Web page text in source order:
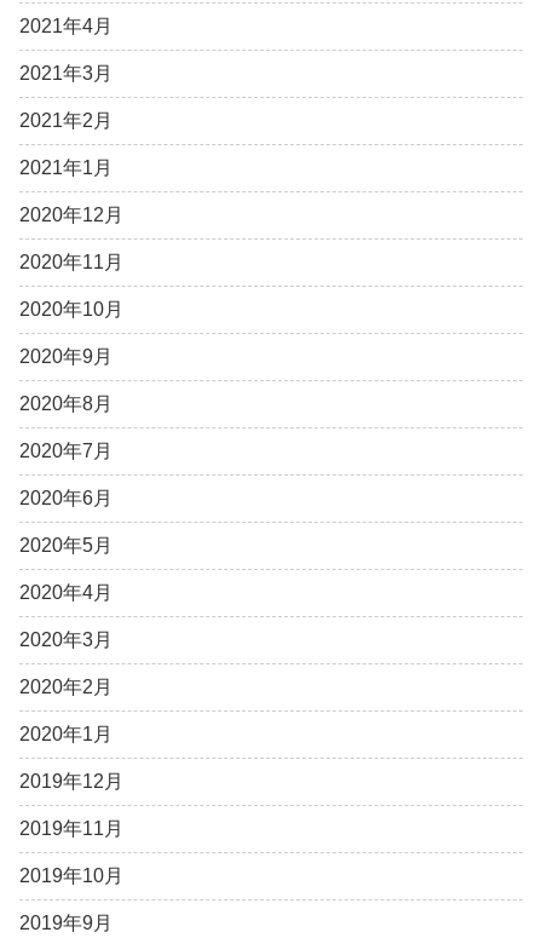
2021年4月
2021年3月
2021年2月
2021年1月
2020年12月
2020年11月
2020年10月
2020年9月
2020年8月
2020年7月
2020年6月
2020年5月
2020年4月
2020年3月
2020年2月
2020年1月
2019年12月
2019年11月
2019年10月
2019年9月